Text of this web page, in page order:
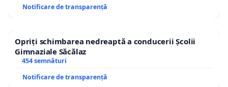
Notificare de transparență
Opriți schimbarea nedreaptă a conducerii Școlii
Gimnaziale Săcălaz
454 semnături
Notificare de transparență